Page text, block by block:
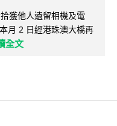
獲他人遺留相機及電
月 2 日經港珠澳大橋再
全文